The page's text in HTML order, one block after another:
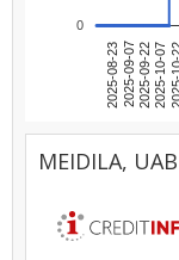
2025-08-232025-09-072025-09-222025-10-07
0
MEIDILA,